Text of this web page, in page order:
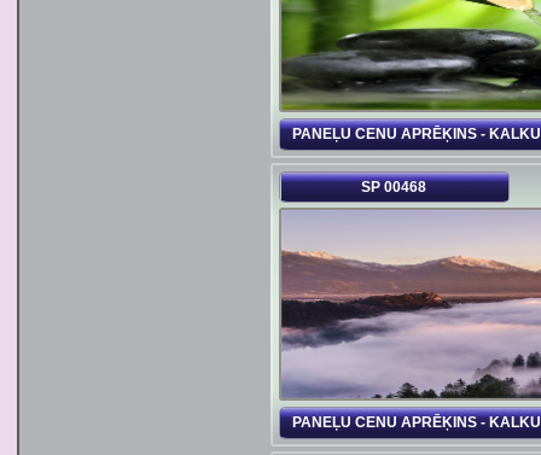
PANEĻU CENU APRĒĶINS -
SP 00468
PANEĻU CENU APRĒĶINS -